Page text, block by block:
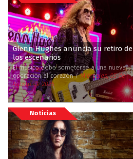
Glenn Hughes anuncia su retiro de
los escenarios
El músico debe someterse a una nueva
operación al corazón /Miércoles, 05 de
Agosto de 2026
Noticias